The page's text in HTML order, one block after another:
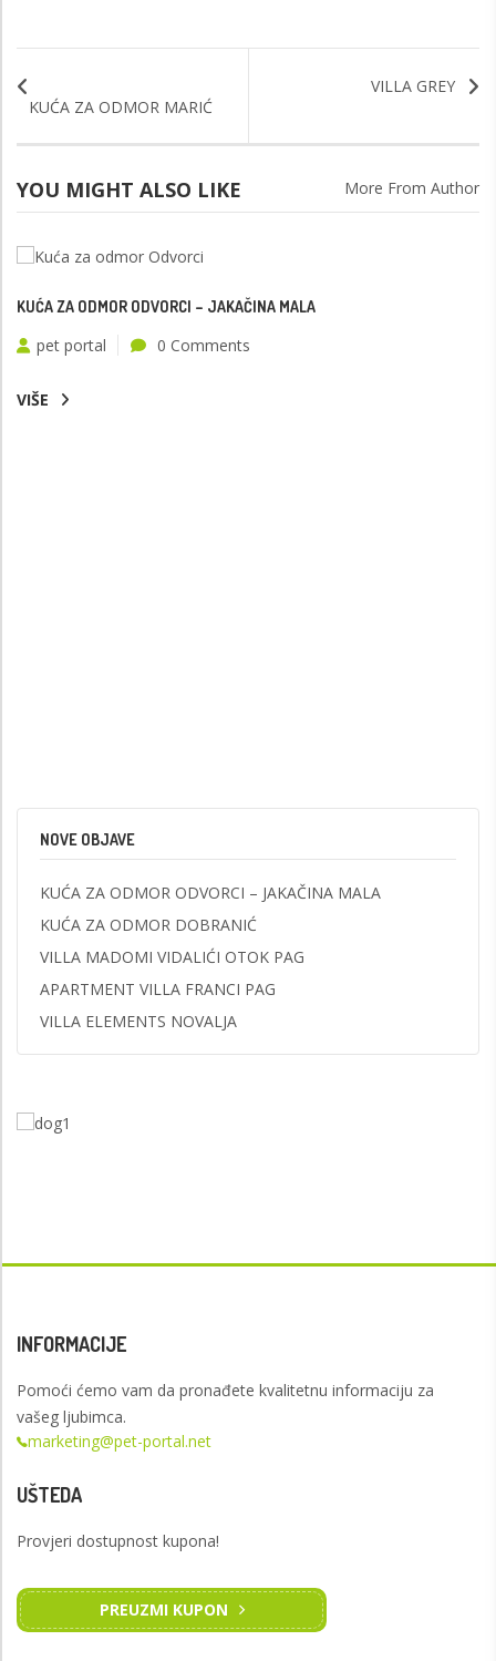
KUĆA ZA ODMOR MARIĆ
VILLA GREY
YOU MIGHT ALSO LIKE More From Author
KUĆA ZA ODMOR ODVORCI – JAKAČINA MALA
pet portal 0 Comments
VIŠE
NOVE OBJAVE
KUĆA ZA ODMOR ODVORCI – JAKAČINA MALA
KUĆA ZA ODMOR DOBRANIĆ
VILLA MADOMI VIDALIĆI OTOK PAG
APARTMENT VILLA FRANCI PAG
VILLA ELEMENTS NOVALJA
INFORMACIJE
Pomoći ćemo vam da pronađete kvalitetnu informaciju za
vašeg ljubimca.
marketing@pet-portal.net
UŠTEDA
Provjeri dostupnost kupona!
PREUZMI KUPON